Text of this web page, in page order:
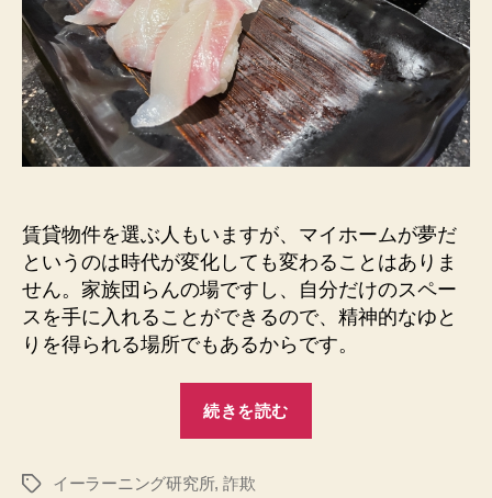
ー
ビ
ス
は
出
張
料”
ン
究
所
で
家
つ
い
て
学
ぼ
う
賃貸物件を選ぶ人もいますが、マイホームが夢だ
というのは時代が変化しても変わることはありま
せん。家族団らんの場ですし、自分だけのスペー
スを手に入れることができるので、精神的なゆと
りを得られる場所でもあるからです。
続きを読む
タ
イーラーニング研究所, 詐欺